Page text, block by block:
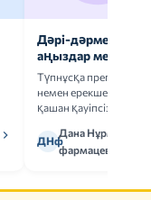
Дәрі-дәрмек
аңыздар мен
Түпнұсқа
немен ерекшеленеді
қашан қауіпсіз.
ДНф
Дана
фармацевт